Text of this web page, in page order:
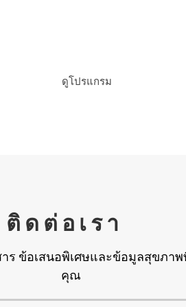
ดูโปรแกรม
ติดต่อเรา
ร ข้อเสนอพิเศษและข้อมูลสุขภาพ
คุณ